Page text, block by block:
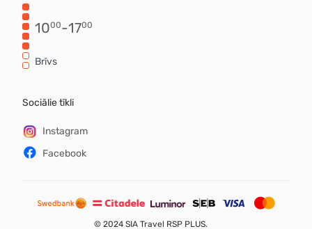
1000-1700
Brīvs
Sociālie tīkli
Instagram
Facebook
© 2024 SIA Travel RSP PLUS.